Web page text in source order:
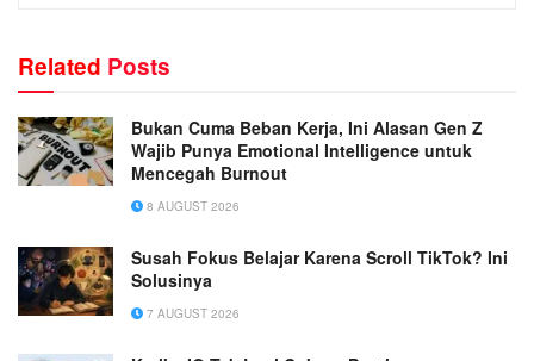
Related Posts
Bukan Cuma Beban Kerja, Ini Alasan Gen Z
Wajib Punya Emotional Intelligence untuk
Mencegah Burnout
8 AUGUST 2026
Susah Fokus Belajar Karena Scroll TikTok? Ini
Solusinya
7 AUGUST 2026